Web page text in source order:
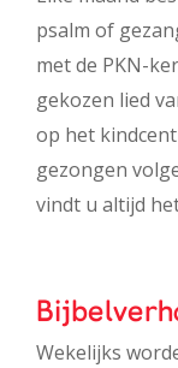
psalm of
met de PKN-
gekozen lied
op het
gezongen
vindt u altijd
Wekelijks